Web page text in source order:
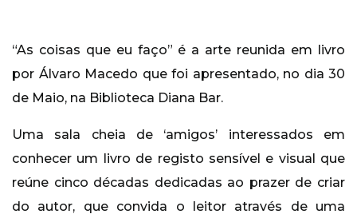
“As coisas que eu faço” é a arte reunida em livro
por Álvaro Macedo que foi apresentado, no dia 30
de Maio, na Biblioteca Diana Bar.
Uma sala cheia de ‘amigos’ interessados em
conhecer um livro de registo sensível e visual que
reúne cinco décadas dedicadas ao prazer de criar
do autor, que convida o leitor através de uma